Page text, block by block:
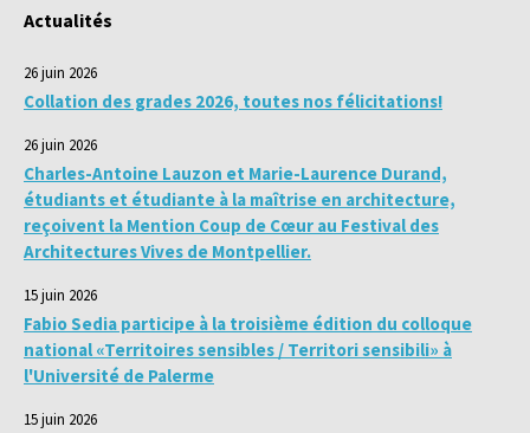
Actualités
26 juin 2026
Collation des grades 2026, toutes nos félicitations!
26 juin 2026
Charles-Antoine Lauzon et Marie-Laurence Durand,
étudiants et étudiante à la maîtrise en architecture,
reçoivent la Mention Coup de Cœur au Festival des
Architectures Vives de Montpellier.
15 juin 2026
Fabio Sedia participe à la troisième édition du colloque
national «Territoires sensibles / Territori sensibili» à
l'Université de Palerme
15 juin 2026